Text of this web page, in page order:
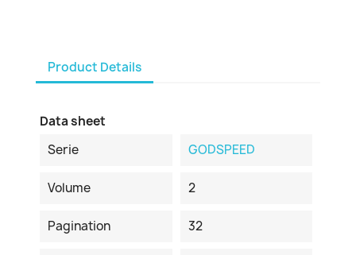
Product Details
Data sheet
Serie
GODSPEED
Volume 2
Pagination 32